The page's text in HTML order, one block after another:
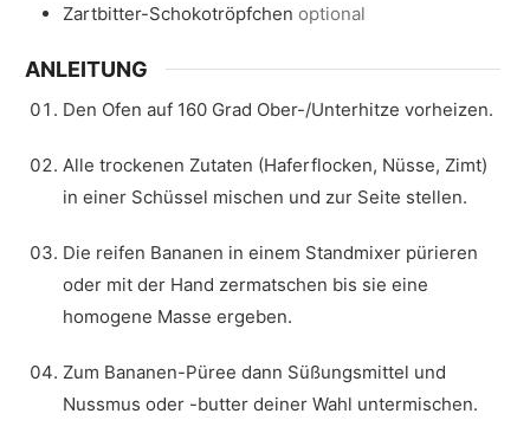
Zartbitter-Schokotröpfchen optional
ANLEITUNG
Den Ofen auf 160 Grad Ober-/Unterhitze vorheizen.
Alle trockenen Zutaten (Haferflocken, Nüsse, Zimt)
in einer Schüssel mischen und zur Seite stellen.
Die reifen Bananen in einem Standmixer pürieren
oder mit der Hand zermatschen bis sie eine
homogene Masse ergeben.
Zum Bananen-Püree dann Süßungsmittel und
Nussmus oder -butter deiner Wahl untermischen.